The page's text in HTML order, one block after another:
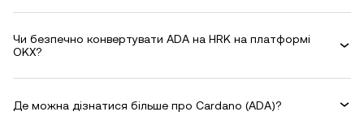
Чи безпечно конвертувати ADA на HRK на платформі
OKX?
Де можна дізнатися більше про Cardano (ADA)?